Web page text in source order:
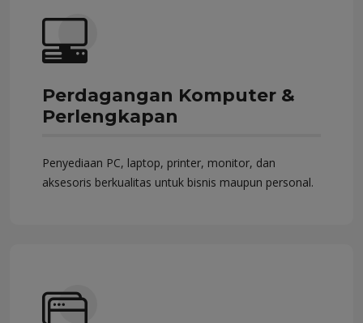
Perdagangan Komputer &
Perlengkapan
Penyediaan PC, laptop, printer, monitor, dan
aksesoris berkualitas untuk bisnis maupun personal.